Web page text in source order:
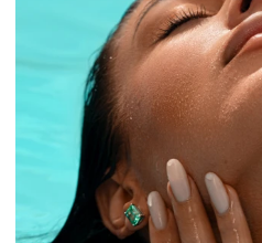
Двойной серебряный
кафф с фианитами
9 200 ₽
Cеребряные серьги-
гвоздики с фианитом 8
6 000 ₽